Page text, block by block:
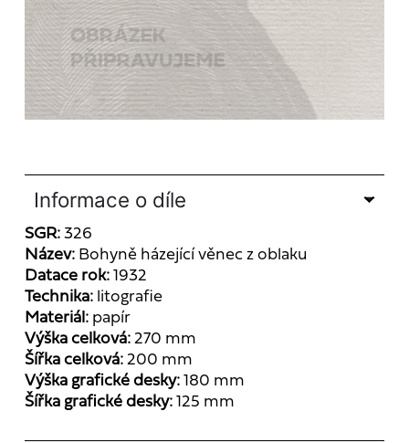
Informace o díle
SGR: 326
Název: Bohyně házející věnec z oblaku
Datace rok: 1932
Technika: litografie
Materiál: papír
Výška celková: 270 mm
Šířka celková: 200 mm
Výška grafické desky: 180 mm
Šířka grafické desky: 125 mm